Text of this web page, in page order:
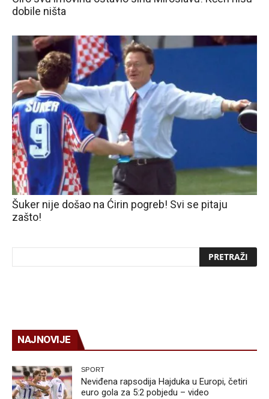
dobile ništa
Šuker nije došao na Ćirin pogreb! Svi se pitaju
zašto!
NAJNOVIJE
SPORT
Neviđena rapsodija Hajduka u Europi, četiri
euro gola za 5:2 pobjedu – video